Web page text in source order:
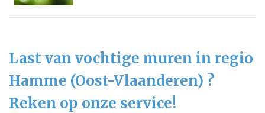
Last van vochtige muren in regio
Hamme (Oost-Vlaanderen) ?
Reken op onze service!